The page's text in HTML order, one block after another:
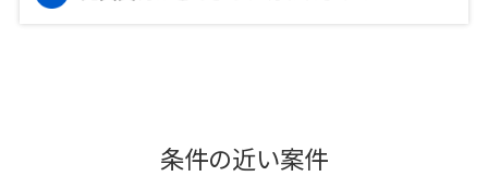
条件の近い案件